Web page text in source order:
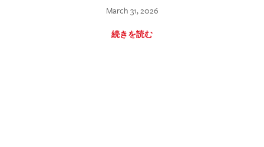
March 31, 2026
続きを読む